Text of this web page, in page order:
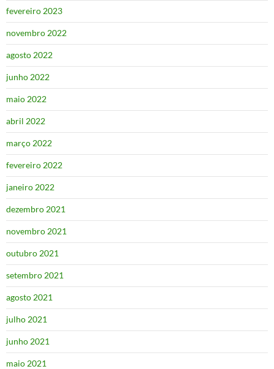
fevereiro 2023
novembro 2022
agosto 2022
junho 2022
maio 2022
abril 2022
março 2022
fevereiro 2022
janeiro 2022
dezembro 2021
novembro 2021
outubro 2021
setembro 2021
agosto 2021
julho 2021
junho 2021
maio 2021